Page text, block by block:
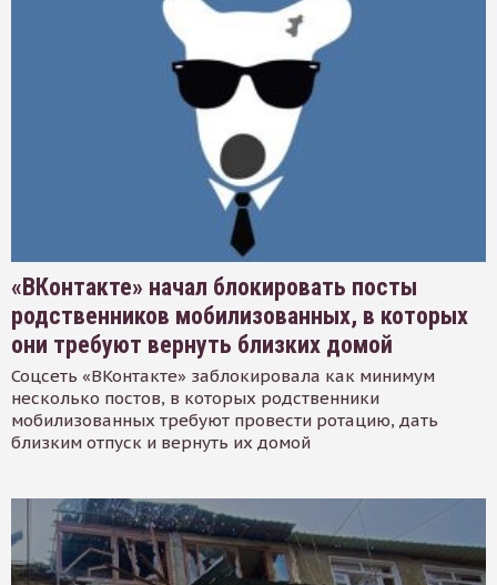
«ВКонтакте» начал блокировать посты
родственников мобилизованных, в которых
они требуют вернуть близких домой
Соцсеть «ВКонтакте» заблокировала как минимум
несколько постов, в которых родственники
мобилизованных требуют провести ротацию, дать
близким отпуск и вернуть их домой